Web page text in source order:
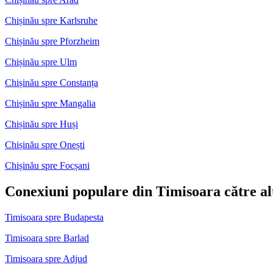
Chișinău spre Karlsruhe
Chișinău spre Pforzheim
Chișinău spre Ulm
Chișinău spre Constanța
Chișinău spre Mangalia
Chișinău spre Huși
Chișinău spre Onești
Chișinău spre Focșani
Conexiuni populare din Timisoara către
Timisoara spre Budapesta
Timisoara spre Barlad
Timisoara spre Adjud